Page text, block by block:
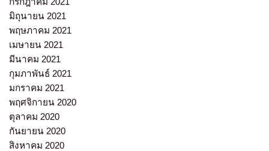
มิถุนายน 2021
พฤษภาคม 2021
เมษายน 2021
มีนาคม 2021
กุมภาพันธ์ 2021
มกราคม 2021
พฤศจิกายน 2020
ตุลาคม 2020
กันยายน 2020
สิงหาคม 2020